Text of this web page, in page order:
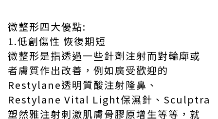
微整形四大優點:
1.低創傷性 恢復期短
微整形是指透過一些針劑注射而對輪廓或
者膚質作出改善，例如廣受歡迎的
Restylane透明質酸注射隆鼻、
Restylane Vital Light保濕針、Sculptra
塑然雅注射刺激肌膚骨膠原增生等等，就